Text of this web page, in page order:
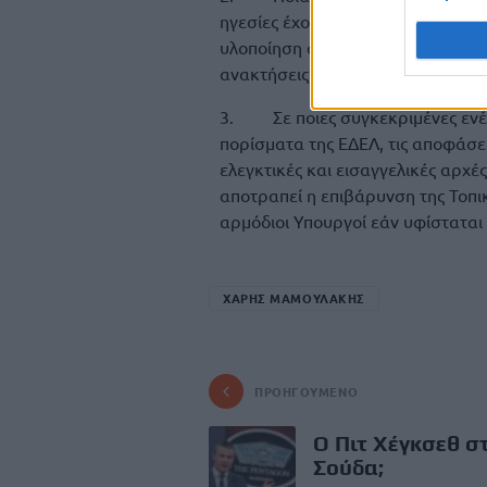
ηγεσίες έχουν μέχρι σήμερα
υλοποίηση αποφάσεων που
ανακτήσεις;
3. Σε ποιες συγκεκριμένες
πορίσματα της ΕΔΕΛ, τις
ελεγκτικές και εισαγγελικές
αποτραπεί η επιβάρυνση της
αρμόδιοι Υπουργοί εάν
ΧΑΡΗΣ ΜΑΜΟΥΛΑΚΗΣ
ΠΡΟΗΓΟΎΜΕΝΟ
Ο Πιτ Χέγκσεθ
Σούδα;